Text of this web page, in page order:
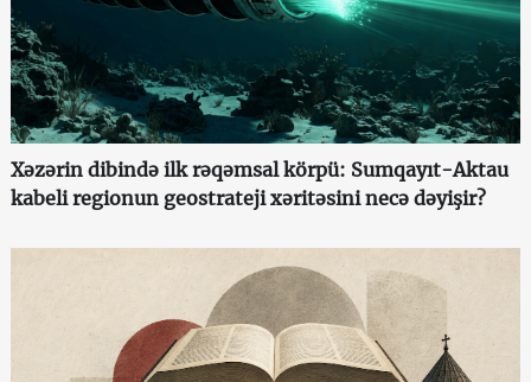
Xəzərin dibində ilk rəqəmsal körpü: Sumqayıt-Aktau
kabeli regionun geostrateji xəritəsini necə dəyişir?